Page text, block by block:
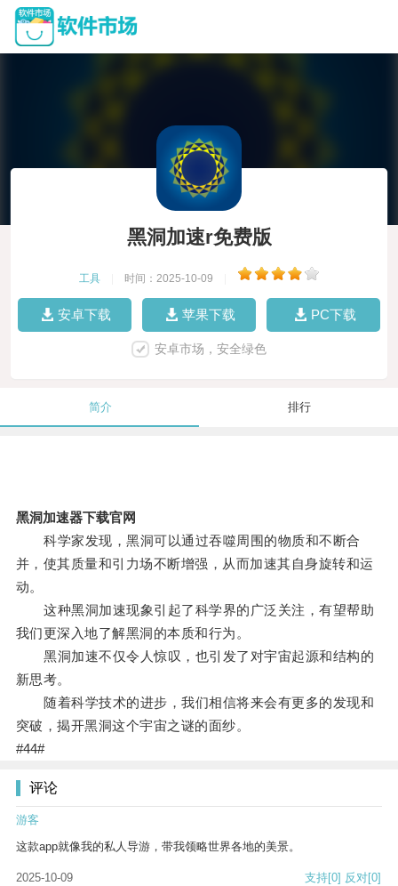
黑洞加速r免费版
工具 时间：2025-10-09
安卓下载 苹果下载 PC下载
安卓市场，安全绿色
简介 排行
黑洞加速器下载官网
科学家发现，黑洞可以通过吞噬周围的物质和不断合
并，使其质量和引力场不断增强，从而加速其自身旋转和运
动。
这种黑洞加速现象引起了科学界的广泛关注，有望帮助
我们更深入地了解黑洞的本质和行为。
黑洞加速不仅令人惊叹，也引发了对宇宙起源和结构的
新思考。
随着科学技术的进步，我们相信将来会有更多的发现和
突破，揭开黑洞这个宇宙之谜的面纱。
#44#
评论
游客
这款app就像我的私人导游，带我领略世界各地的美景。
2025-10-09 支持[0] 反对[0]